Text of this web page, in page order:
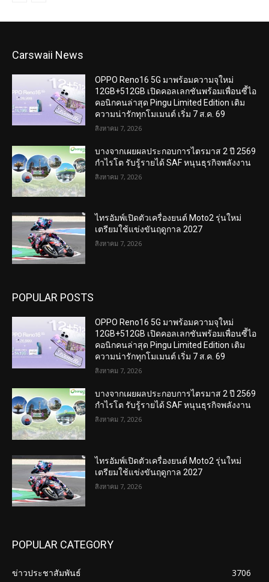
Carswaii News
OPPO Reno16 5G มาพร้อมความจุใหม่
12GB+512GB เปิดคอลเลกชันพร้อมเพื่อนซี้ไอ
คอนิกคนล่าสุด Pingu Limited Edition เติม
ความน่ารักทุกโมเมนต์ เริ่ม 7 ส.ค. 69
สิงหาคม 7, 2026
บางจากเผยผลประกอบการไตรมาส 2 ปี 2569
กำไรโต รับรู้รายได้ SAF หนุนธุรกิจพลังงาน
สิงหาคม 7, 2026
ไทรอัมพ์เปิดตัวเครื่องยนต์ Moto2 รุ่นใหม่
เตรียมใช้แข่งขันฤดูกาล 2027
สิงหาคม 7, 2026
POPULAR POSTS
OPPO Reno16 5G มาพร้อมความจุใหม่
12GB+512GB เปิดคอลเลกชันพร้อมเพื่อนซี้ไอ
คอนิกคนล่าสุด Pingu Limited Edition เติม
ความน่ารักทุกโมเมนต์ เริ่ม 7 ส.ค. 69
สิงหาคม 7, 2026
บางจากเผยผลประกอบการไตรมาส 2 ปี 2569
กำไรโต รับรู้รายได้ SAF หนุนธุรกิจพลังงาน
สิงหาคม 7, 2026
ไทรอัมพ์เปิดตัวเครื่องยนต์ Moto2 รุ่นใหม่
เตรียมใช้แข่งขันฤดูกาล 2027
สิงหาคม 7, 2026
POPULAR CATEGORY
ข่าวประชาสัมพันธ์
3706